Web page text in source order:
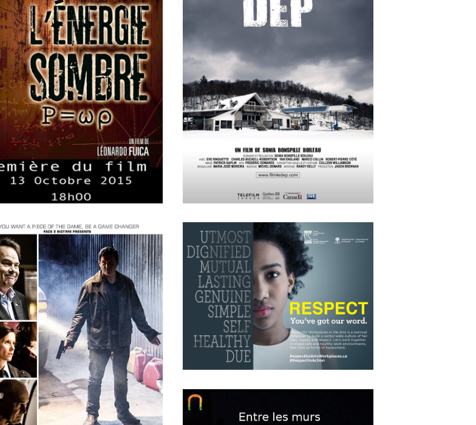
APRIL
15
2018
P=wp L’Energie Sombre
APRIL
15
2018
Le Dep
12
2018